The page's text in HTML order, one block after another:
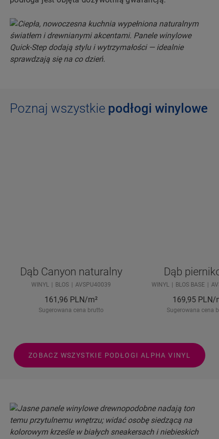
Poznaj wszystkie podłogi winylowe
Dąb Canyon naturalny
WINYL BLOS AVSPU40039
161,96 PLN/m²
Sugerowana cena brutto
Dąb
WINYL BLOS BASE
169,95 PLN/
Sugerowana cena
ZOBACZ WSZYSTKIE PODŁOGI ALPHA VINYL